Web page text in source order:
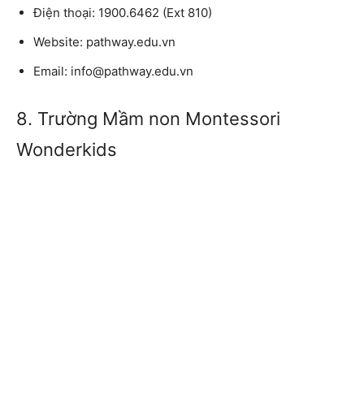
Điện thoại: 1900.6462 (Ext 810)
Website: pathway.edu.vn
Email: info@pathway.edu.vn
8. Trường Mầm non Montessori
Wonderkids